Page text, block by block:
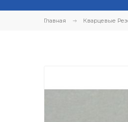
Главная Кварцевые